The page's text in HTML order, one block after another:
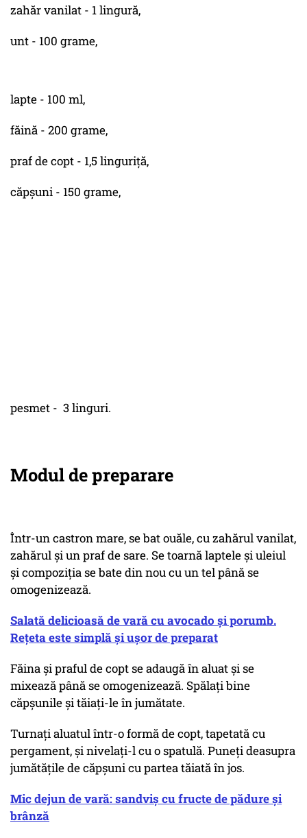
zahăr vanilat - 1 lingură,
unt - 100 grame,
lapte - 100 ml,
făină - 200 grame,
praf de copt - 1,5 linguriță,
căpșuni - 150 grame,
pesmet - 3 linguri.
Modul de preparare
Într-un castron mare, se bat ouăle, cu zahărul vanilat,
zahărul și un praf de sare. Se toarnă laptele și uleiul
și compoziția se bate din nou cu un tel până se
omogenizează.
Salată delicioasă de vară cu avocado și porumb.
Rețeta este simplă și ușor de preparat
Făina și praful de copt se adaugă în aluat și se
mixează până se omogenizează. Spălați bine
căpșunile și tăiați-le în jumătate.
Turnați aluatul într-o formă de copt, tapetată cu
pergament, și nivelați-l cu o spatulă. Puneți deasupra
jumătățile de căpșuni cu partea tăiată în jos.
Mic dejun de vară: sandviș cu fructe de pădure și
brânză